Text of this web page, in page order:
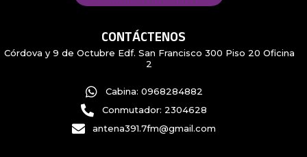
CONTÁCTENOS
Córdova y 9 de Octubre Edf. San Francisco 300 Piso 20 Oficina
2
Cabina: 0968284882
Conmutador: 2304628
antena391.7fm@gmail.com